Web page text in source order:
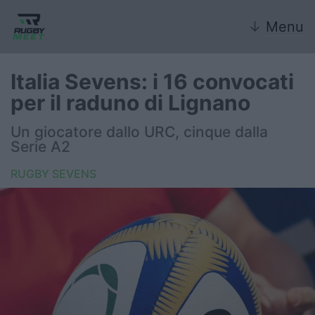
↓ Menu
Nazionale
Nazionali giovanili
Rugby Sevens
Internazionale
6 Nazioni
United Rugby Championship
Italia Sevens: i 16 convocati
per il raduno di Lignano
Un giocatore dallo URC, cinque dalla
Serie A2
RUGBY SEVENS